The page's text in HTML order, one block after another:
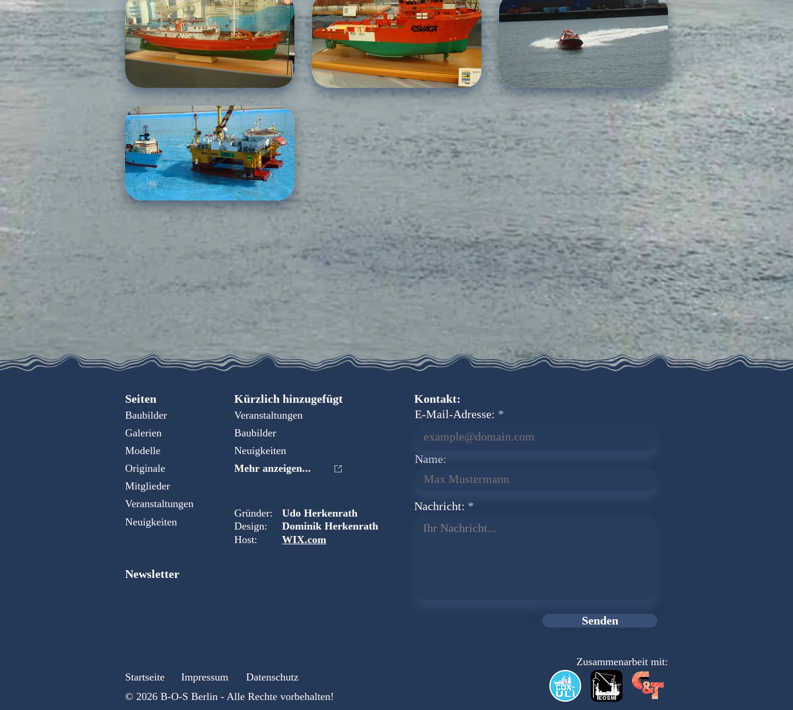
Seiten Kürzlich hinzugefügt
Baubilder
Veranstaltungen
Galerien
Baubilder
Modelle
Neuigkeiten
Originale
Mehr anzeigen...
Mitglieder
Veranstaltungen
Neuigkeiten
Gründer:
Udo Herkenrath
Design:
Dominik Herkenrath
Host:
WIX.com
Newsletter
Kontakt:
Name:
Nachricht:
Ihr Nachricht...
Senden
Zusammenarbeit mit:
Startseite
Impressum
Datenschutz
© 2026 B-O-S Berlin - Alle Rechte vorbehalten!
E-Mail-Adresse: